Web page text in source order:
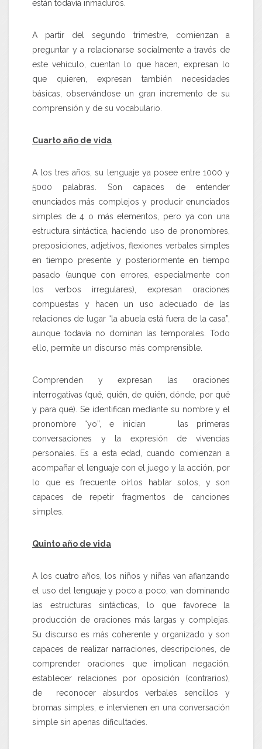
están todavía inmaduros.
A partir del segundo trimestre, comienzan a
preguntar y a relacionarse socialmente a través de
este vehículo, cuentan lo que hacen, expresan lo
que quieren, expresan también necesidades
básicas, observándose un gran incremento de su
comprensión y de su vocabulario.
Cuarto año de vida
A los tres años, su lenguaje ya posee entre 1000 y
5000 palabras. Son capaces de entender
enunciados más complejos y producir enunciados
simples de 4 o más elementos, pero ya con una
estructura sintáctica, haciendo uso de pronombres,
preposiciones, adjetivos, flexiones verbales simples
en tiempo presente y posteriormente en tiempo
pasado (aunque con errores, especialmente con
los verbos irregulares), expresan oraciones
compuestas y hacen un uso adecuado de las
relaciones de lugar “la abuela está fuera de la casa”,
aunque todavía no dominan las temporales. Todo
ello, permite un discurso más comprensible.
Comprenden y expresan las oraciones
interrogativas (qué, quién, de quién, dónde, por qué
y para qué). Se identifican mediante su nombre y el
pronombre “yo”, e inician las primeras
conversaciones y la expresión de vivencias
personales. Es a esta edad, cuando comienzan a
acompañar el lenguaje con el juego y la acción, por
lo que es frecuente oírlos hablar solos, y son
capaces de repetir fragmentos de canciones
simples.
Quinto año de vida
A los cuatro años, los niños y niñas van afianzando
el uso del lenguaje y poco a poco, van dominando
las estructuras sintácticas, lo que favorece la
producción de oraciones más largas y complejas.
Su discurso es más coherente y organizado y son
capaces de realizar narraciones, descripciones, de
comprender oraciones que implican negación,
establecer relaciones por oposición (contrarios),
de reconocer absurdos verbales sencillos y
bromas simples, e intervienen en una conversación
simple sin apenas dificultades.